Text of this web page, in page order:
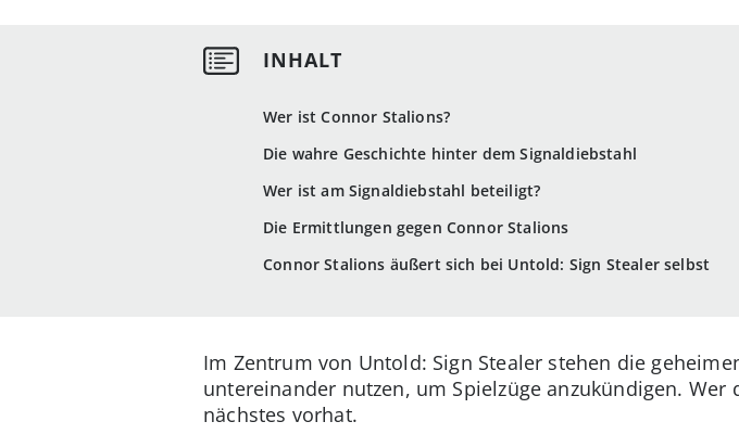
Wer ist Connor Stalions?
Die wahre Geschichte hinter dem Signaldiebstahl
Wer ist am Signaldiebstahl beteiligt?
Die Ermittlungen gegen Connor Stalions
Connor Stalions äußert sich bei Untold: Sign Stealer selbst
Im Zentrum von Untold: Sign Stealer stehen die
untereinander nutzen, um Spielzüge anzukündigen.
nächstes vorhat.